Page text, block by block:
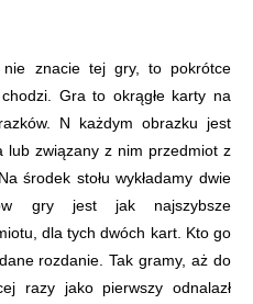
znacie tej gry, to pokrótce
Gra to okrągłe karty na
N każdym obrazku jest
lub związany z nim przedmiot z
środek stołu wykładamy dwie
gry jest jak najszybsze
dla tych dwóch kart. Kto go
rozdanie. Tak gramy, aż do
razy jako pierwszy odnalazł